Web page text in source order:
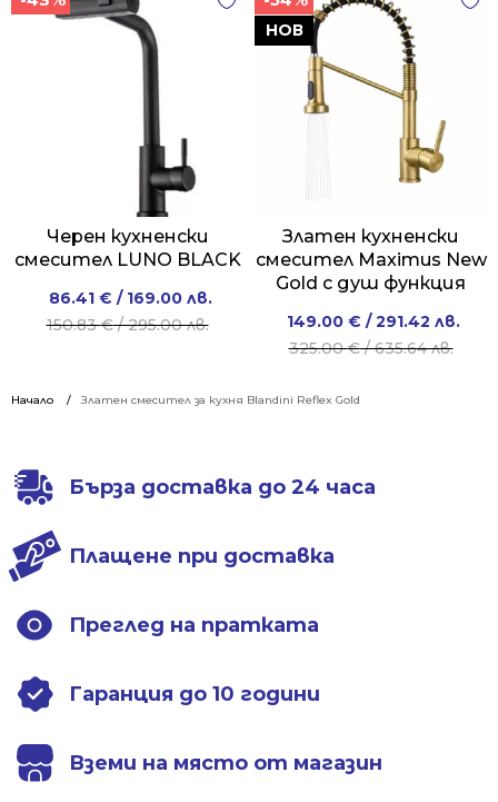
Начало Златен смесител за кухня Blandini Reflex Gold
/
310.00 лв..
/
199.01 лв..
/
340.00 лв..
/
239.00 лв..
Черен кухненски
смесител LUNO BLACK
150.83€/ 295.00 лв.
Original
price
/
86.41 € / 169.00 лв.
Current
price
/
НОВ
Златен кухненски
смесител Maximus New
Gold с душ функция
325.00€/ 635.64 лв.
Original
price
149.00 € / 291.42 лв.
Current
price
Бърза доставка до 24 часа
Плащене при доставка
Преглед на пратката
Гаранция до 10 години
Вземи на място от магазин